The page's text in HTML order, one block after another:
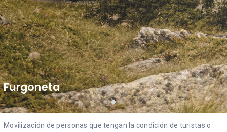
Furgoneta
Movilización de personas que tengan la condición de turistas o